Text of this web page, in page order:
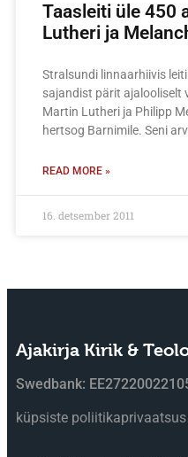
Taasleiti üle 450
Lutheri ja
Stralsundi linnaarhiivis
sajandist pärit
Martin Lutheri ja Philipp
hertsog Barnimile. Seni
READ MORE »
16. detsember 2011
Ajakirja Kirik &
Swedbank:
küpsiste poliitika